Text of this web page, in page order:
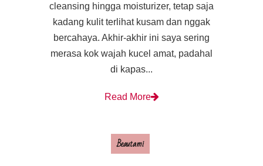
cleansing hingga moisturizer, tetap saja
kadang kulit terlihat kusam dan nggak
bercahaya. Akhir-akhir ini saya sering
merasa kok wajah kucel amat, padahal
di kapas...
Read More
Beautami